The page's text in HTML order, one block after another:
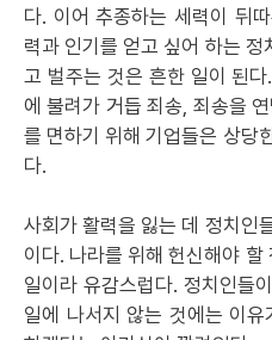
다. 이어 추종하는 세력이 뒤
력과 인기를 얻고 싶어 하는 정
고 벌주는 것은 흔한 일이 된
에 불려가 거듭 죄송, 죄송을
를 면하기 위해 기업들은 상당
다.
사회가 활력을 잃는 데 정치인
이다. 나라를 위해 헌신해야
일이라 유감스럽다. 정치인들
일에 나서지 않는 것에는 이유